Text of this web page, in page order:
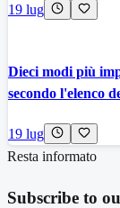
19 lug
Dieci modi più
secondo l'elenco
19 lug
Resta informato
Subscribe to